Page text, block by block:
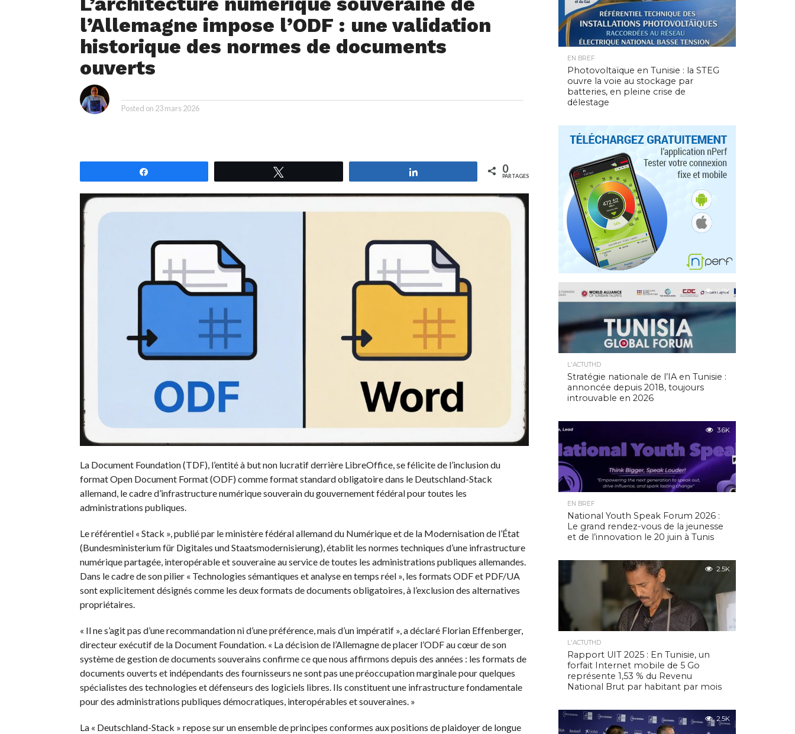
l’Allemagne impose l’ODF : une validation
historique des normes de documents
ouverts
Posted on 23 mars 2026
0
PARTAGES
La Document Foundation (TDF), l’entité à but non lucratif derrière LibreOffice, se félicite de l’inclusion du
format Open Document Format (ODF) comme format standard obligatoire dans le Deutschland-Stack
allemand, le cadre d’infrastructure numérique souverain du gouvernement fédéral pour toutes les
administrations publiques.
Le référentiel « Stack », publié par le ministère fédéral allemand du Numérique et de la Modernisation de l’État
(Bundesministerium für Digitales und Staatsmodernisierung), établit les normes techniques d’une infrastructure
numérique partagée, interopérable et souveraine au service de toutes les administrations publiques allemandes.
Dans le cadre de son pilier « Technologies sémantiques et analyse en temps réel », les formats ODF et PDF/UA
sont explicitement désignés comme les deux formats de documents obligatoires, à l’exclusion des alternatives
propriétaires.
« Il ne s’agit pas d’une recommandation ni d’une préférence, mais d’un impératif », a déclaré Florian Effenberger,
directeur exécutif de la Document Foundation. « La décision de l’Allemagne de placer l’ODF au cœur de son
système de gestion de documents souverains confirme ce que nous affirmons depuis des années : les formats de
documents ouverts et indépendants des fournisseurs ne sont pas une préoccupation marginale pour quelques
spécialistes des technologies et défenseurs des logiciels libres. Ils constituent une infrastructure fondamentale
pour des administrations publiques démocratiques, interopérables et souveraines. »
La « Deutschland-Stack » repose sur un ensemble de principes conformes aux positions de plaidoyer de longue
EN BREF
Photovoltaïque en Tunisie : la STEG
ouvre la voie au stockage par
batteries, en pleine crise de
délestage
4.9K
L'ACTUTHD
Stratégie nationale de l’IA en Tunisie :
annoncée depuis 2018, toujours
introuvable en 2026
3.6K
EN BREF
National Youth Speak Forum 2026 :
Le grand rendez-vous de la jeunesse
et de l’innovation le 20 juin à Tunis
2.5K
L'ACTUTHD
Rapport UIT 2025 : En Tunisie, un
forfait Internet mobile de 5 Go
représente 1,53 % du Revenu
National Brut par habitant par mois
2.5K